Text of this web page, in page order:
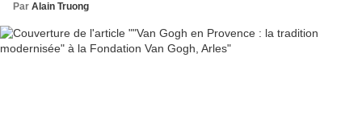
Par Alain Truong